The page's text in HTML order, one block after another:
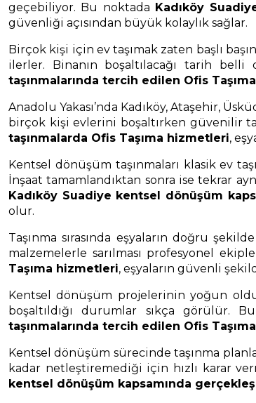
geçebiliyor. Bu noktada Kadıköy
güvenliği açısından büyük kolaylık sağlar.
Birçok kişi için ev taşımak zaten başlı
ilerler. Binanın boşaltılacağı tarih belli
taşınmalarında tercih edilen Ofis
Anadolu Yakası’nda Kadıköy, Ataşehir,
birçok kişi evlerini boşaltırken güvenilir
taşınmalarda Ofis Taşıma hizmetleri,
Kentsel dönüşüm taşınmaları klasik ev
İnşaat tamamlandıktan sonra ise tekrar
Kadıköy Suadiye kentsel dönüşüm
olur.
Taşınma sırasında eşyaların doğru
malzemelerle sarılması profesyonel
Taşıma hizmetleri, eşyaların güvenli
Kentsel dönüşüm projelerinin yoğun
boşaltıldığı durumlar sıkça görülür.
taşınmalarında tercih edilen Ofis
Kentsel dönüşüm sürecinde taşınma
kadar netleştiremediği için hızlı karar
kentsel dönüşüm kapsamında